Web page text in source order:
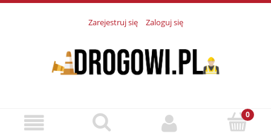
Zarejestruj się Zaloguj się